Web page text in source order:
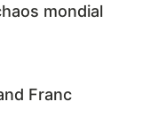
mondial
Franc